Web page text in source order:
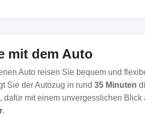
mit dem Auto
Auto reisen Sie bequem und
Sie der Autozug in rund 35 Minuten
dafür mit einem unvergesslichen Blick
.